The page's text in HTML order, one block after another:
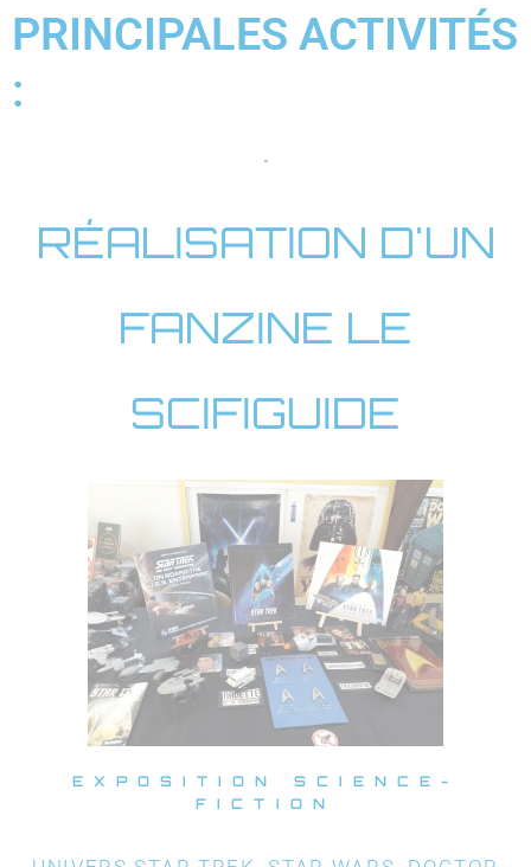
PRINCIPALES ACTIVITÉS
:
RÉALISATION D'UN
FANZINE LE
SCIFIGUIDE
EXPOSITION SCIENCE-
FICTION